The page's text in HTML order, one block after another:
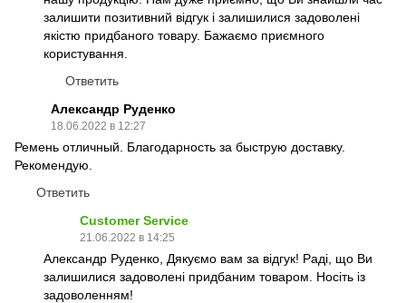
залишити позитивний відгук і залишилися задоволені
якістю придбаного товару. Бажаємо приємного
користування.
Ответить
Александр Руденко
18.06.2022 в 12:27
Ремень отличный. Благодарность за быструю доставку.
Рекомендую.
Ответить
Customer Service
21.06.2022 в 14:25
Александр Руденко, Дякуємо вам за відгук! Раді, що Ви
залишилися задоволені придбаним товаром. Носіть із
задоволенням!